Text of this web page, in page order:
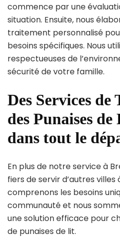
commence par une
situation. Ensuite, nous
traitement personnalisé
besoins spécifiques. Nous
respectueuses de
sécurité de votre famille.
Des Services
des Punaises
dans tout le
En plus de notre service à
fiers de servir d’autres
comprenons les besoins
communauté et nous
une solution efficace pour
de punaises de lit.